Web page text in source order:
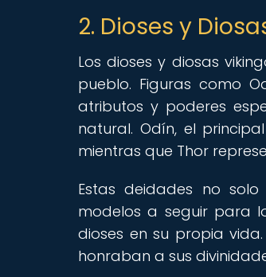
2. Dioses y
Los dioses y diosas
pueblo. Figuras como
atributos y poderes
natural. Odín, el
mientras que Thor
Estas deidades no
modelos a seguir para
dioses en su propia
honraban a sus